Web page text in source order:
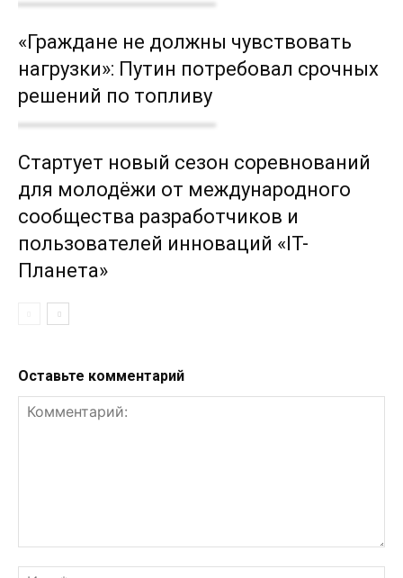
«Граждане не должны чувствовать
нагрузки»: Путин потребовал срочных
решений по топливу
Стартует новый сезон соревнований
для молодёжи от международного
сообщества разработчиков и
пользователей инноваций «IT-
Планета»
Оставьте комментарий